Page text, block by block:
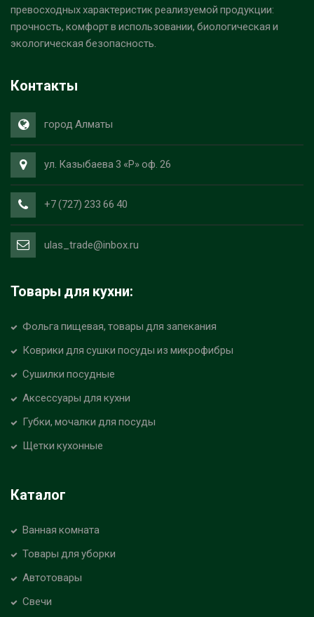
превосходных характеристик реализуемой продукции:
прочность, комфорт в использовании, биологическая и
экологическая безопасность.
Контакты
город Алматы
ул. Казыбаева 3 «Р» оф. 26
+7 (727) 233 66 40
ulas_trade@inbox.ru
Товары для кухни:
Фольга пищевая, товары для запекания
Коврики для сушки посуды из микрофибры
Сушилки посудные
Аксессуары для кухни
Губки, мочалки для посуды
Щетки кухонные
Каталог
Ванная комната
Товары для уборки
Автотовары
Свечи